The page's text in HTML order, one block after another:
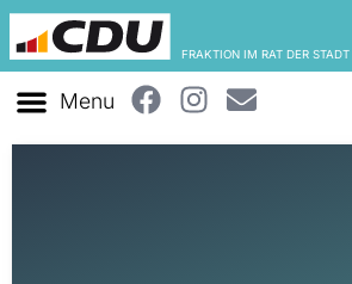
FRAKTION IM RAT DER